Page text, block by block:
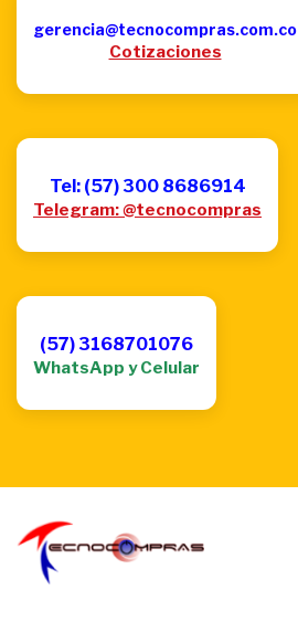
gerencia@tecnocompras.com.co
Cotizaciones
Tel: (57) 300 8686914
Telegram: @tecnocompras
(57) 3168701076
WhatsApp y Celular